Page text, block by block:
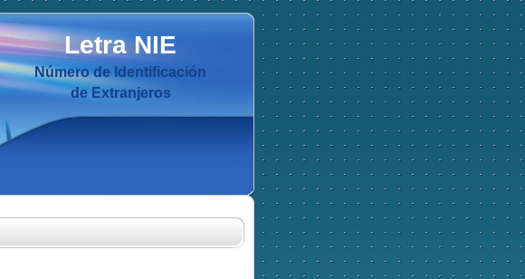
Letra NIE
Número de Identificación
de Extranjeros